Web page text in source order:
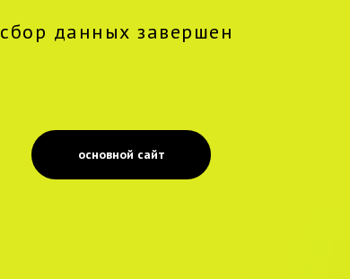
сбор данных завершен
основной сайт